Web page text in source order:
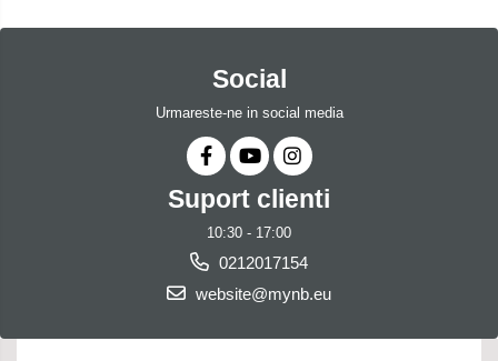
Social
Urmareste-ne in social media
Suport clienti
10:30 - 17:00
0212017154
website@mynb.eu